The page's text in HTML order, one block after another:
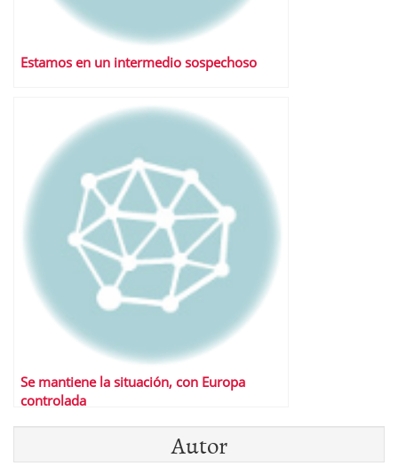
Estamos en un intermedio sospechoso
Se mantiene la situación, con Europa
controlada
Autor